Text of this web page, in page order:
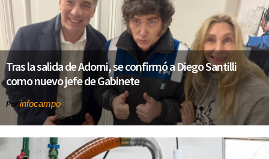
Tras la salida de Adorni, se confirmó a Diego Santilli
como nuevo jefe de Gabinete
Por infocampo